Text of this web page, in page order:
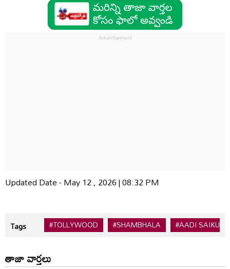
Updated Date - May 12 , 2026 | 08:32 PM
Tags #TOLLYWOOD #SHAMBHALA #AADI
తాజా వార్తలు